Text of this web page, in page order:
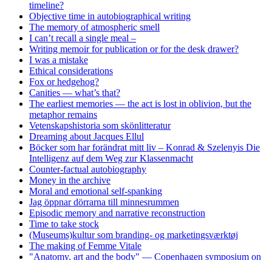
timeline?
Objective time in autobiographical writing
The memory of atmospheric smell
I can’t recall a single meal –
Writing memoir for publication or for the desk drawer?
I was a mistake
Ethical considerations
Fox or hedgehog?
Canities — what’s that?
The earliest memories — the act is lost in oblivion, but the
metaphor remains
Vetenskapshistoria som skönlitteratur
Dreaming about Jacques Ellul
Böcker som har forändrat mitt liv – Konrad & Szelenyis Die
Intelligenz auf dem Weg zur Klassenmacht
Counter-factual autobiography
Money in the archive
Moral and emotional self-spanking
Jag öppnar dörrarna till minnesrummen
Episodic memory and narrative reconstruction
Time to take stock
(Museums)kultur som branding- og marketingsværktøj
The making of Femme Vitale
"Anatomy, art and the body" — Copenhagen symposium on